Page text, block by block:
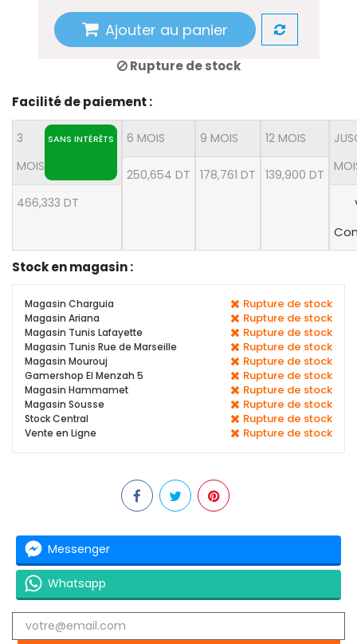
Ajouter au panier
Rupture de stock
Facilité de paiement :
3
MOIS
SANS INTÉRÊTS
466,333 DT
6 MOIS
250,654 DT
9 MOIS
178,761 DT
12 MOIS
139,900 DT
Stock en magasin :
Magasin Charguia Rupture de stock
Magasin Ariana Rupture de stock
Magasin Tunis Lafayette Rupture de stock
Magasin Tunis Rue de Marseille Rupture de stock
Magasin Mourouj Rupture de stock
Gamershop El Menzah 5 Rupture de stock
Magasin Hammamet Rupture de stock
Magasin Sousse Rupture de stock
Stock Central Rupture de stock
Vente en Ligne Rupture de stock
Messenger
Whatsapp